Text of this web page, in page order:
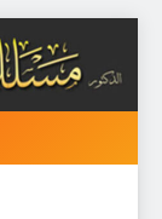
content